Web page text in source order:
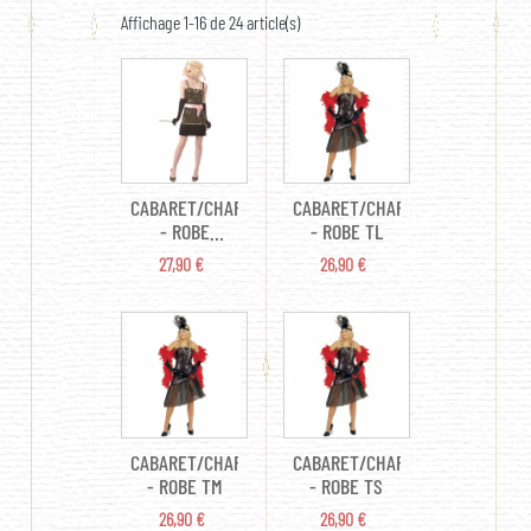
Affichage 1-16 de 24 article(s)
CABARET/CHARLESTON
- ROBE
ANNÉES 20 TU
PRIX
27,90 €
CABARET/CHARLESTON
- ROBE TL
PRIX
26,90 €
CABARET/CHARLESTON
- ROBE TM
PRIX
26,90 €
CABARET/CHARLESTON
- ROBE TS
PRIX
26,90 €